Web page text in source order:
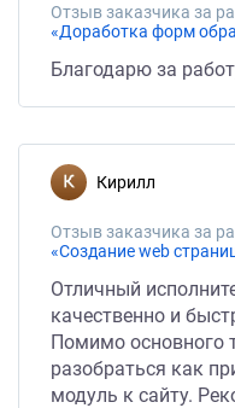
Отзыв заказчика за
«Доработка форм
Благодарю за
Кирилл
Отзыв заказчика за
Отличный
качественно и
Помимо основного
разобраться как
модуль к сайту.